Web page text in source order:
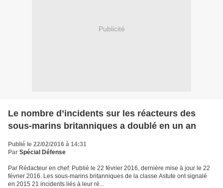
Publicité
Le nombre d’incidents sur les réacteurs des
sous-marins britanniques a doublé en un an
Publié le 22/02/2016 à 14:31
Par Spécial Défense
Par Rédacteur en chef. Publié le 22 février 2016, dernière mise à jour le 22
février 2016. Les sous-marins britanniques de la classe Astute ont signalé
en 2015 21 incidents liés à leur ré...